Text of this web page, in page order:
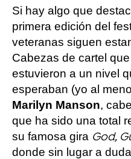
Si hay algo que
primera edición del
veteranas siguen
Cabezas de cartel
estuvieron a un nivel
esperaban (yo al
Marilyn Manson,
que ha sido una total
su famosa gira God,
donde sin lugar a